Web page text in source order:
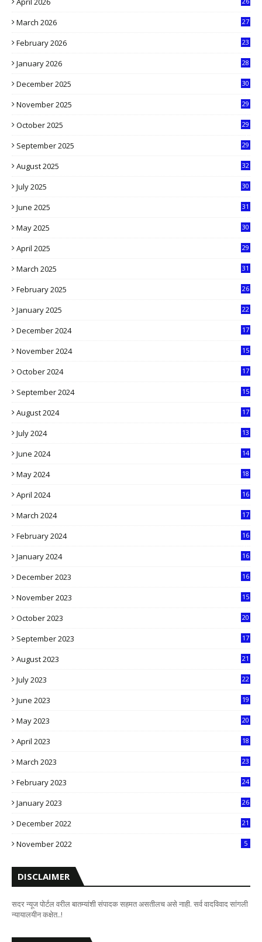
March 2026
27
February 2026
23
January 2026
28
December 2025
30
November 2025
29
October 2025
29
September 2025
29
August 2025
32
July 2025
30
June 2025
31
May 2025
30
April 2025
29
March 2025
31
February 2025
26
January 2025
22
December 2024
17
November 2024
15
October 2024
17
September 2024
15
August 2024
17
July 2024
13
June 2024
14
May 2024
18
April 2024
16
March 2024
17
February 2024
16
January 2024
16
December 2023
16
November 2023
15
October 2023
20
September 2023
17
August 2023
21
July 2023
22
June 2023
19
May 2023
20
April 2023
18
March 2023
23
February 2023
24
January 2023
26
December 2022
21
November 2022 5
DISCLAIMER
सदर न्यूज पोर्टल वरील बातम्यांशी संपादक सहमत असतीलच असे नाही. सर्व वादविवाद सांगली
न्यायालयीन कक्षेत..!